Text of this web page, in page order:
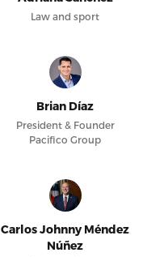
Law and sport
Brian Díaz
President & Founder
Pacifico Group
Carlos Johnny Méndez
Núñez